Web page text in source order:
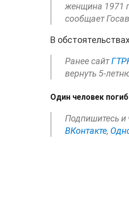
женщина 1971
сообщает
В
Ранее сайт
вернуть 5-
Один человек
Подпишитесь и
ВКонтакте,